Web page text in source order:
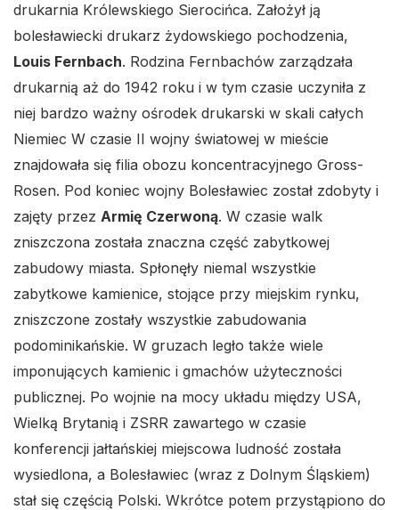
drukarnia Królewskiego Sierocińca. Założył ją
bolesławiecki drukarz żydowskiego pochodzenia,
Louis Fernbach. Rodzina Fernbachów zarządzała
drukarnią aż do 1942 roku i w tym czasie uczyniła z
niej bardzo ważny ośrodek drukarski w skali całych
Niemiec W czasie II wojny światowej w mieście
znajdowała się filia obozu koncentracyjnego Gross-
Rosen. Pod koniec wojny Bolesławiec został zdobyty i
zajęty przez Armię Czerwoną. W czasie walk
zniszczona została znaczna część zabytkowej
zabudowy miasta. Spłonęły niemal wszystkie
zabytkowe kamienice, stojące przy miejskim rynku,
zniszczone zostały wszystkie zabudowania
podominikańskie. W gruzach legło także wiele
imponujących kamienic i gmachów użyteczności
publicznej. Po wojnie na mocy układu między USA,
Wielką Brytanią i ZSRR zawartego w czasie
konferencji jałtańskiej miejscowa ludność została
wysiedlona, a Bolesławiec (wraz z Dolnym Śląskiem)
stał się częścią Polski. Wkrótce potem przystąpiono do